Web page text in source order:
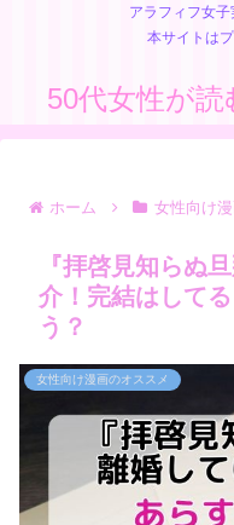
アラフィフ女
本サイトは
50代女性が
ホーム 女性向け
『拝啓見知らぬ
介！完結はして
う？
女性向け漫画のオススメ